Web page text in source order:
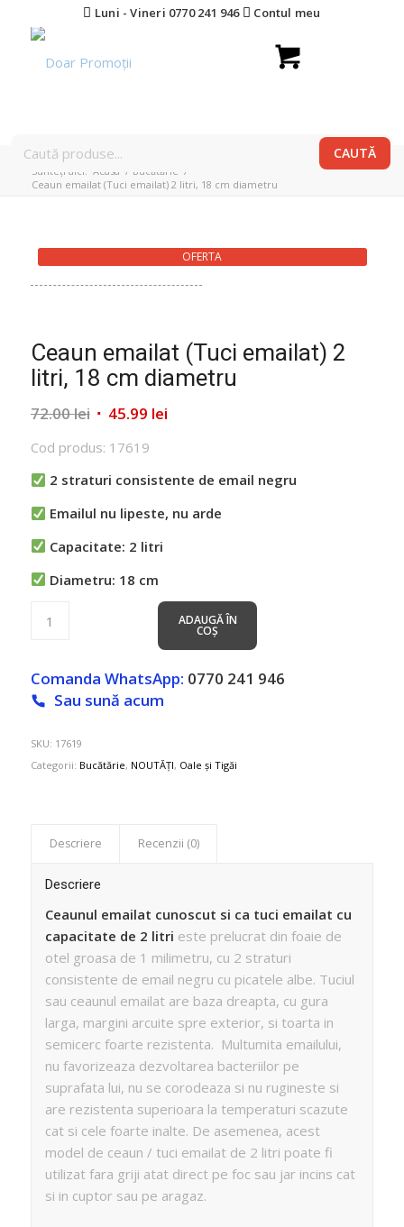
Luni - Vineri 0770 241 946 Contul meu
Sunteți aici: Acasa / Bucătărie /
Ceaun emailat (Tuci emailat) 2 litri, 18 cm diametru
OFERTA
Ceaun emailat (Tuci emailat) 2
litri, 18 cm diametru
72.00lei Prețul
a
fost:
45.99 leiPrețul
45.99 lei.
Cod produs: 17619
2 straturi consistente de email negru
Emailul nu lipeste, nu arde
Capacitate: 2 litri
Diametru: 18 cm
ADAUGĂ ÎN
COȘ
Comanda WhatsApp: 0770 241 946
Sau sună acum
SKU: 17619
Categorii: Bucătărie, NOUTĂȚI, Oale și Tigăi
Descriere Recenzii (0)
Descriere
Ceaunul emailat cunoscut si ca tuci emailat cu
capacitate de 2 litri este prelucrat din foaie de
otel groasa de 1 milimetru, cu 2 straturi
consistente de email negru cu picatele albe. Tuciul
sau ceaunul emailat are baza dreapta, cu gura
larga, margini arcuite spre exterior, si toarta in
semicerc foarte rezistenta. Multumita emailului,
nu favorizeaza dezvoltarea bacteriilor pe
suprafata lui, nu se corodeaza si nu rugineste si
are rezistenta superioara la temperaturi scazute
cat si cele foarte inalte. De asemenea, acest
model de ceaun / tuci emailat de 2 litri poate fi
utilizat fara griji atat direct pe foc sau jar incins cat
si in cuptor sau pe aragaz.